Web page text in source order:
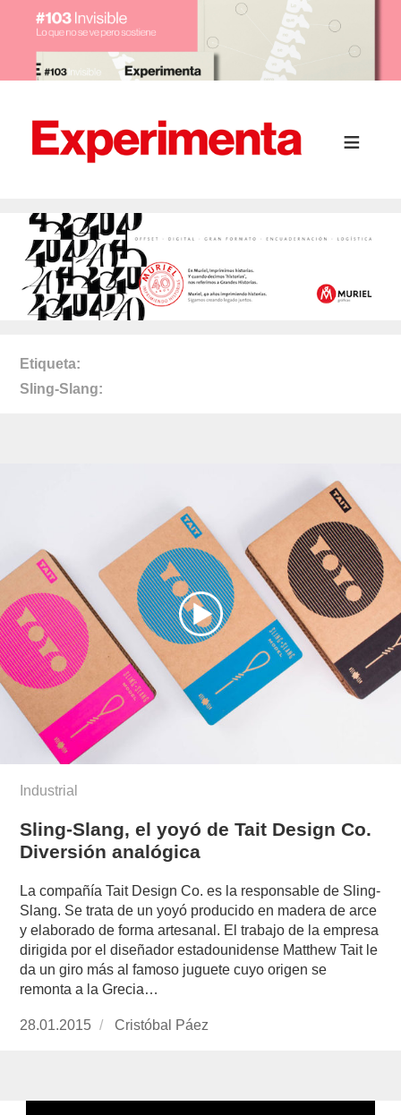
Etiqueta
Sling-Slang
Industrial
Sling-Slang, el yoyó de Tait Design Co.
Diversión analógica
La compañía Tait Design Co. es la responsable de Sling-
Slang. Se trata de un yoyó producido en madera de arce
y elaborado de forma artesanal. El trabajo de la empresa
dirigida por el diseñador estadounidense Matthew Tait le
da un giro más al famoso juguete cuyo origen se
remonta a la Grecia…
Publicado
28.01.2015
https://www.experimenta.es/author/cristobal-
Cristóbal Páez